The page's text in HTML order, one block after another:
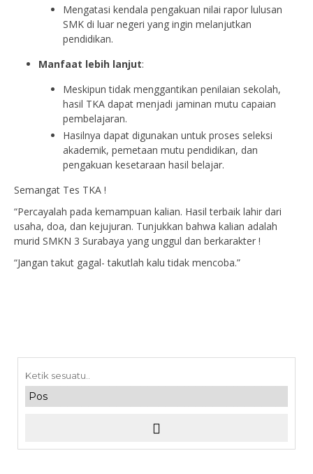
Mengatasi kendala pengakuan nilai rapor lulusan
SMK di luar negeri yang ingin melanjutkan
pendidikan.
Manfaat lebih lanjut:
Meskipun tidak menggantikan penilaian sekolah,
hasil TKA dapat menjadi jaminan mutu capaian
pembelajaran.
Hasilnya dapat digunakan untuk proses seleksi
akademik, pemetaan mutu pendidikan, dan
pengakuan kesetaraan hasil belajar.
Semangat Tes TKA !
“Percayalah pada kemampuan kalian. Hasil terbaik lahir dari
usaha, doa, dan kejujuran. Tunjukkan bahwa kalian adalah
murid SMKN 3 Surabaya yang unggul dan berkarakter !
“Jangan takut gagal- takutlah kalu tidak mencoba.”